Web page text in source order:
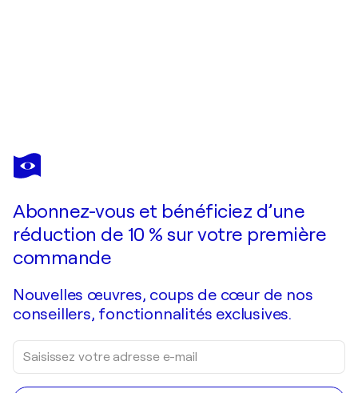
DONATELLA MARRAONI
mio amore
Abonnez-vous et bénéficiez d’une
réduction de 10 % sur votre première
commande
Nouvelles œuvres, coups de cœur de nos
conseillers, fonctionnalités exclusives.